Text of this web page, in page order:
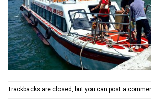
Trackbacks are closed, but you can post a